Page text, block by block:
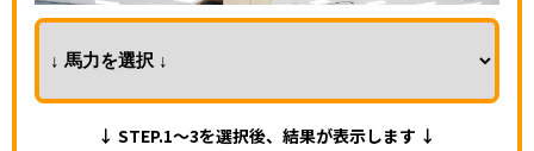
↓ STEP.1～3を選択後、結果が表示します ↓